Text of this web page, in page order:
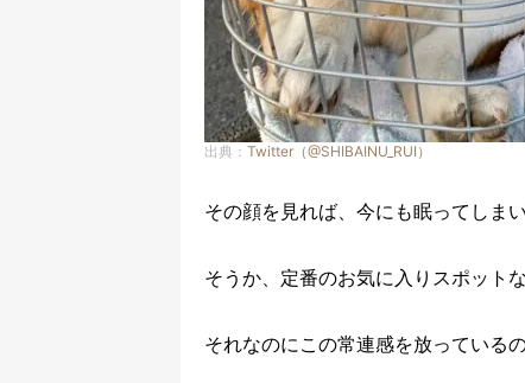
出典： Twitter（@SHIBAINU_RUI）
その顔を見れば、今にも眠ってしまい
そうか、定番のお気に入りスポット
それなのにこの常連感を放っている